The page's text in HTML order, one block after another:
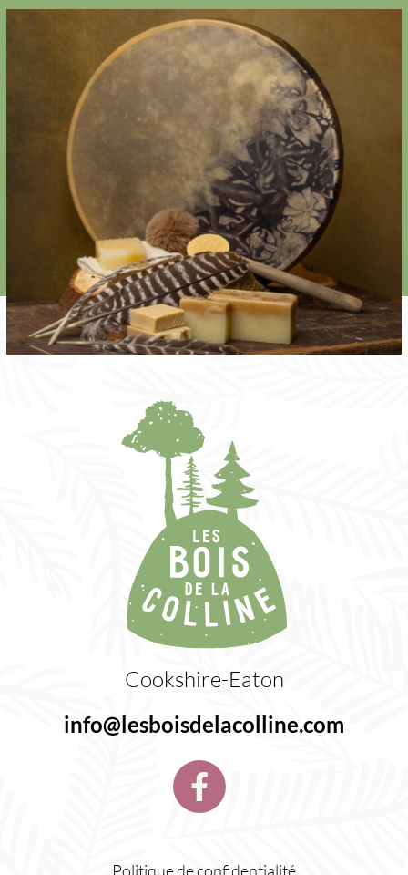
Cookshire-Eaton
info@lesboisdelacolline.com
Politique de confidentialité